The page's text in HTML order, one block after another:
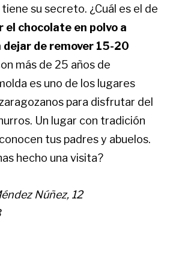
su secreto. ¿Cuál es el de
el chocolate en polvo a
de remover 15-20
más de 25 años de
es uno de los lugares
para disfrutar del
Un lugar con tradición
tus padres y abuelos.
hecho una visita?
Núñez, 12